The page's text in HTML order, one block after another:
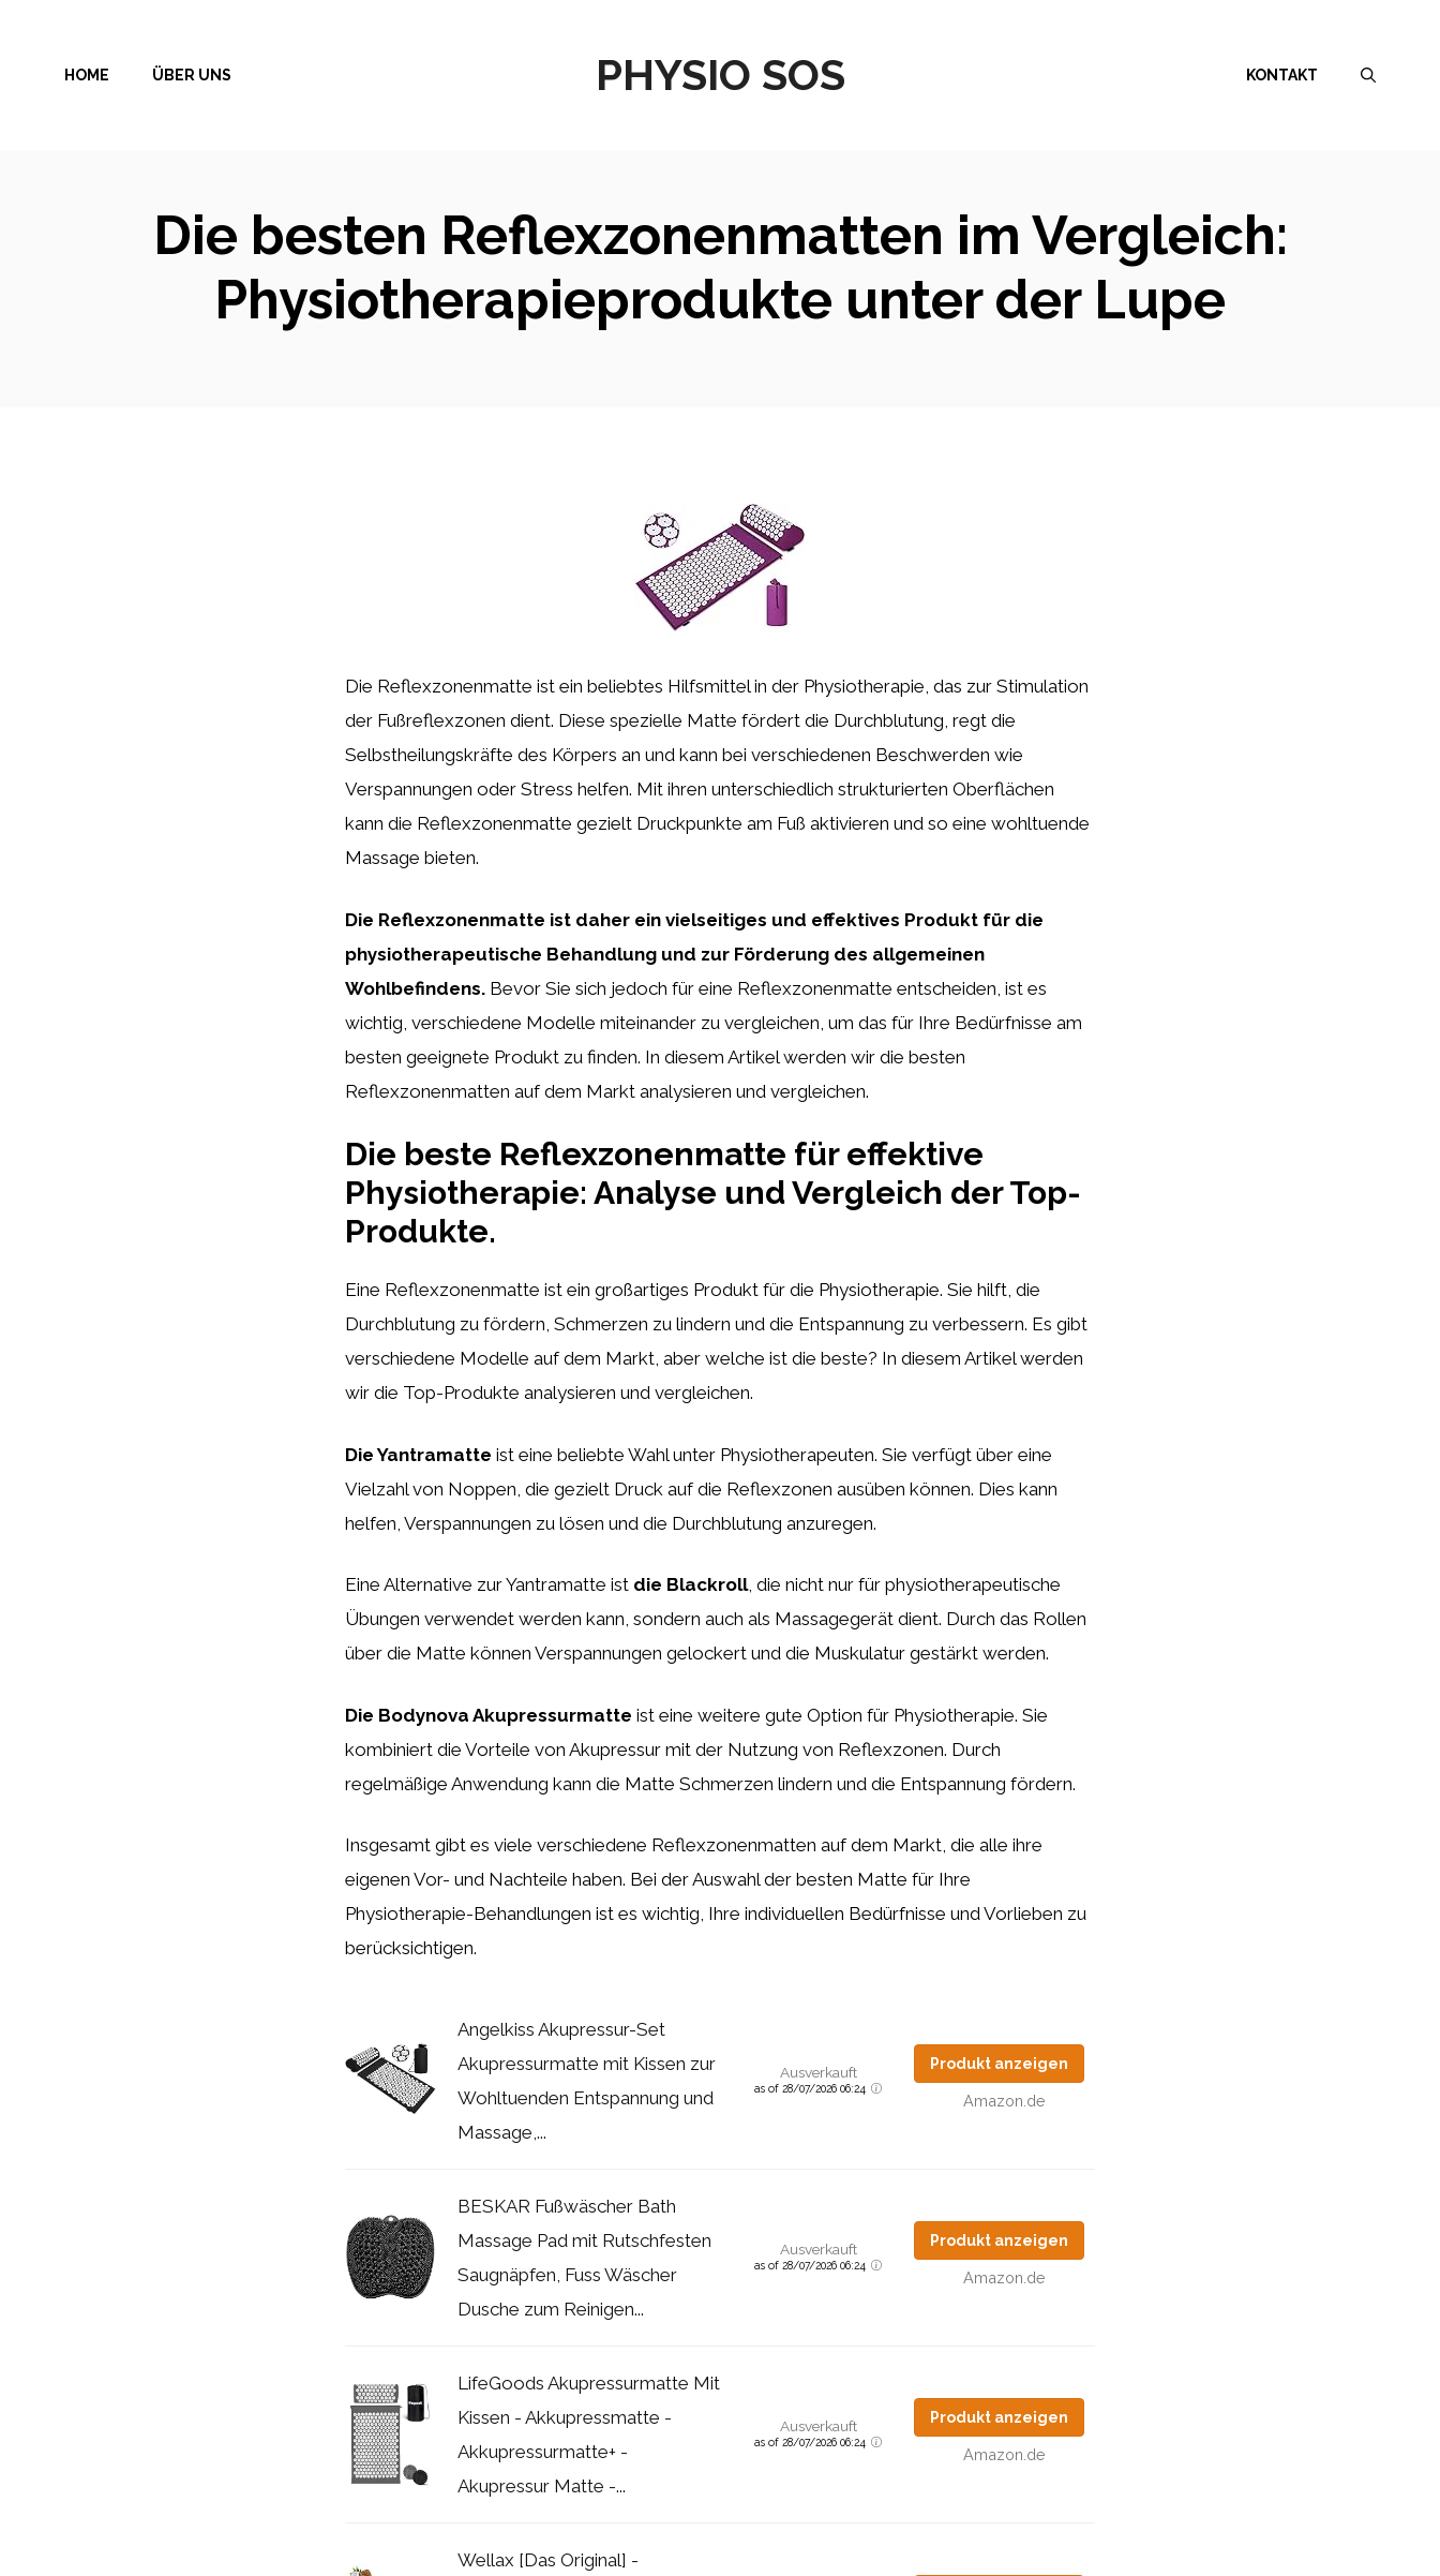
springen
PHYSIO SOS
HOME ÜBER UNS KONTAKT
Die besten Reflexzonenmatten im Vergleich:
Physiotherapieprodukte unter der Lupe
Die Reflexzonenmatte ist ein beliebtes Hilfsmittel in der Physiotherapie, das zur Stimulation
der Fußreflexzonen dient. Diese spezielle Matte fördert die Durchblutung, regt die
Selbstheilungskräfte des Körpers an und kann bei verschiedenen Beschwerden wie
Verspannungen oder Stress helfen. Mit ihren unterschiedlich strukturierten Oberflächen
kann die Reflexzonenmatte gezielt Druckpunkte am Fuß aktivieren und so eine wohltuende
Massage bieten.
Die Reflexzonenmatte ist daher ein vielseitiges und effektives Produkt für die
physiotherapeutische Behandlung und zur Förderung des allgemeinen
Wohlbefindens. Bevor Sie sich jedoch für eine Reflexzonenmatte entscheiden, ist es
wichtig, verschiedene Modelle miteinander zu vergleichen, um das für Ihre Bedürfnisse am
besten geeignete Produkt zu finden. In diesem Artikel werden wir die besten
Reflexzonenmatten auf dem Markt analysieren und vergleichen.
Die beste Reflexzonenmatte für effektive
Physiotherapie: Analyse und Vergleich der Top-
Produkte.
Eine Reflexzonenmatte ist ein großartiges Produkt für die Physiotherapie. Sie hilft, die
Durchblutung zu fördern, Schmerzen zu lindern und die Entspannung zu verbessern. Es gibt
verschiedene Modelle auf dem Markt, aber welche ist die beste? In diesem Artikel werden
wir die Top-Produkte analysieren und vergleichen.
Die Yantramatte ist eine beliebte Wahl unter Physiotherapeuten. Sie verfügt über eine
Vielzahl von Noppen, die gezielt Druck auf die Reflexzonen ausüben können. Dies kann
helfen, Verspannungen zu lösen und die Durchblutung anzuregen.
Eine Alternative zur Yantramatte ist die Blackroll, die nicht nur für physiotherapeutische
Übungen verwendet werden kann, sondern auch als Massagegerät dient. Durch das Rollen
über die Matte können Verspannungen gelockert und die Muskulatur gestärkt werden.
Die Bodynova Akupressurmatte ist eine weitere gute Option für Physiotherapie. Sie
kombiniert die Vorteile von Akupressur mit der Nutzung von Reflexzonen. Durch
regelmäßige Anwendung kann die Matte Schmerzen lindern und die Entspannung fördern.
Insgesamt gibt es viele verschiedene Reflexzonenmatten auf dem Markt, die alle ihre
eigenen Vor- und Nachteile haben. Bei der Auswahl der besten Matte für Ihre
Physiotherapie-Behandlungen ist es wichtig, Ihre individuellen Bedürfnisse und Vorlieben zu
berücksichtigen.
Angelkiss Akupressur-Set
Akupressurmatte mit Kissen zur
Wohltuenden Entspannung und
Massage,...
Ausverkauft
as of 28/07/2026 06:24
Produkt anzeigen
Amazon.de
BESKAR Fußwäscher Bath
Massage Pad mit Rutschfesten
Saugnäpfen, Fuss Wäscher
Dusche zum Reinigen...
Ausverkauft
as of 28/07/2026 06:24
Produkt anzeigen
Amazon.de
LifeGoods Akupressurmatte Mit
Kissen - Akkupressmatte -
Akkupressurmatte+ -
Akupressur Matte -...
Ausverkauft
as of 28/07/2026 06:24
Produkt anzeigen
Amazon.de
Wellax [Das Original] -